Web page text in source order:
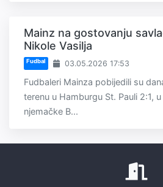
Mainz na gostovanju
Nikole Vasilja
Fudbal 03.05.2026 17:53
Fudbaleri Mainza pobijedili su
terenu u Hamburgu St. Pauli 2:1,
njemačke B...